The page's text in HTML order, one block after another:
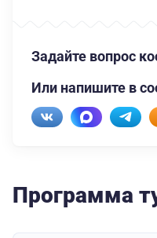
Задайте вопрос
Или напишите в
Программа